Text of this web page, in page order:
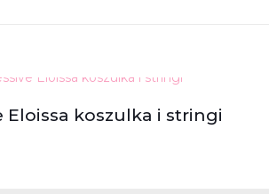
Eloissa koszulka i stringi